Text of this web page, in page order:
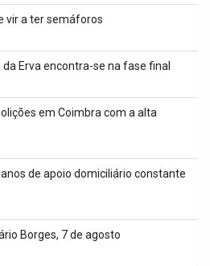
vir a ter semáforos
Erva encontra-se na fase final
em Coimbra com a alta
de apoio domiciliário constante
Borges, 7 de agosto